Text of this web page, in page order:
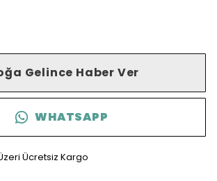
Gelince Haber Ver
WHATSAPP
Ücretsiz Kargo